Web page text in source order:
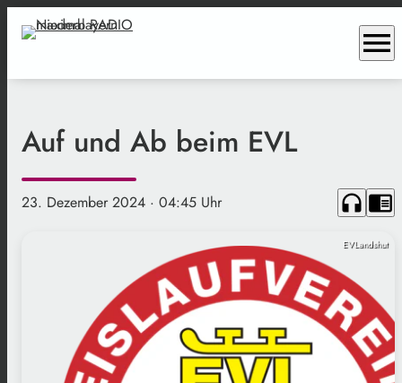
menu
Auf und Ab beim EVL
23. Dezember 2024 · 04:45 Uhr headphones chrome_reader_mode
EVLandshut